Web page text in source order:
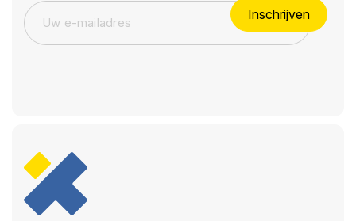
Inschrijven